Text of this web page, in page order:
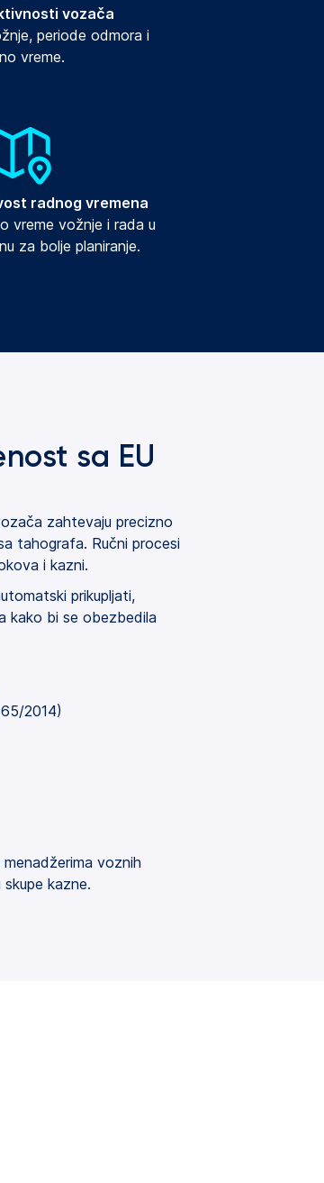
vozača
periode odmora i
vreme.
radnog vremena
vreme vožnje i rada u
za bolje planiranje.
sa EU
zahtevaju precizno
tahografa. Ručni procesi
i kazni.
prikupljati,
kako bi se obezbedila
2014)
voznih
kazne.